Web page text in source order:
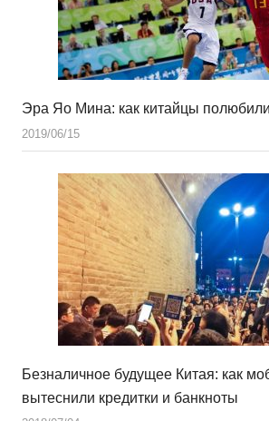
Эра Яо Мина: как китайцы
2019/06/15
Безналичное будущее Китая: как
вытеснили кредитки и банкноты